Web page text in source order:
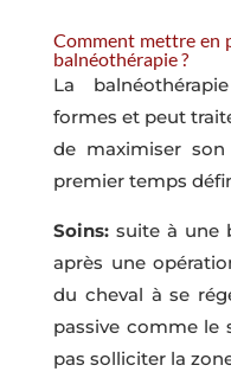
Comment mettre en
balnéothérapie ?
La
formes et peut
de maximiser
premier temps
Soins: suite à une
après une
du cheval à se
passive comme le
pas solliciter la